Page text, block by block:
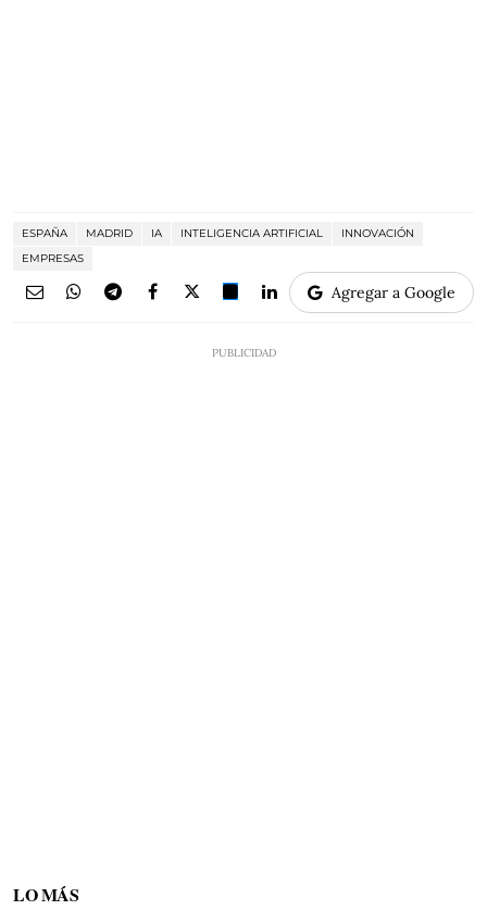
ESPAÑA MADRID IA INTELIGENCIA ARTIFICIAL
INNOVACIÓN
EMPRESAS
Agregar a Google
LO MÁS